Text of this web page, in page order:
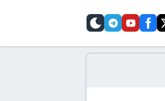
facebook
youtube
telegram
skin